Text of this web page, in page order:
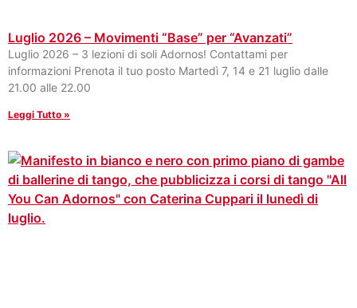
Luglio 2026 – Movimenti “Base” per “Avanzati”
Luglio 2026 – 3 lezioni di soli Adornos! Contattami per
informazioni Prenota il tuo posto Martedì 7, 14 e 21 luglio dalle
21.00 alle 22.00
Leggi Tutto »